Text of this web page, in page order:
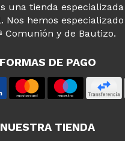
una tienda
Nos hemos
Comunión y de Bautizo.
FORMAS DE PAGO
NUESTRA TIENDA